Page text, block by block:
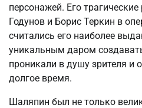
персонажей. Его
Годунов и Борис Теркин в
считались его наиболее
уникальным даром
проникали в душу зрителя и
долгое время.
Шаляпин был не только